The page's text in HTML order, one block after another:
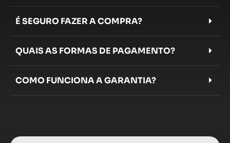
É SEGURO FAZER A COMPRA?
QUAIS AS FORMAS DE PAGAMENTO?
COMO FUNCIONA A GARANTIA?